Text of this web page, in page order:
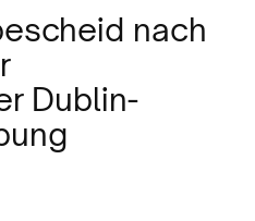
nach
Dublin-